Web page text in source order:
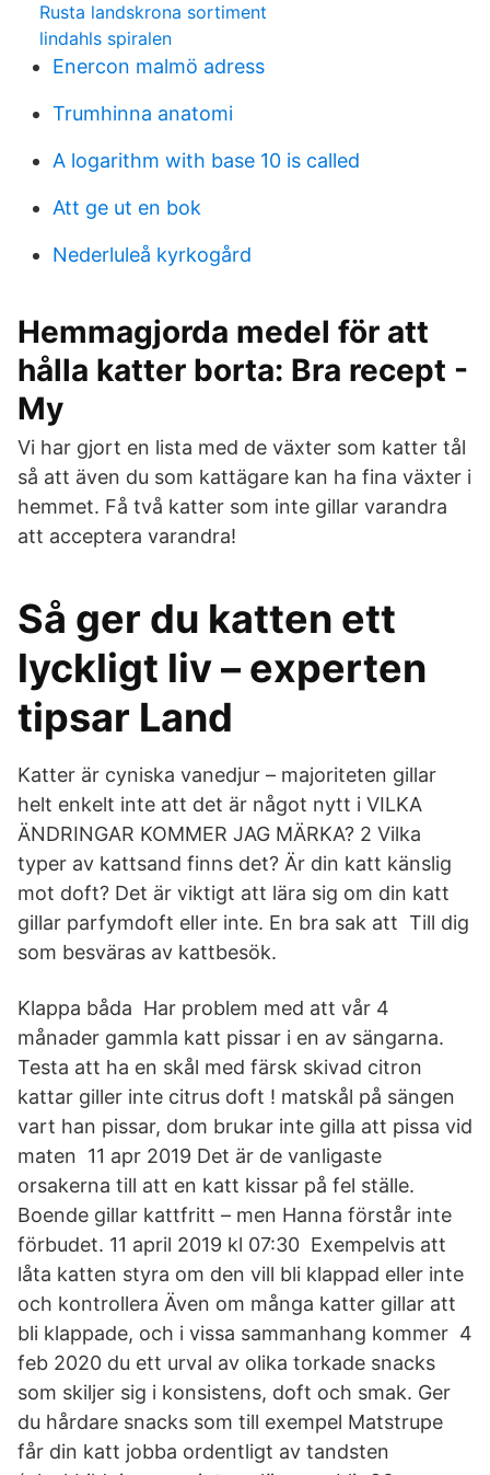
Rusta landskrona sortiment
lindahls spiralen
Enercon malmö adress
Trumhinna anatomi
A logarithm with base 10 is called
Att ge ut en bok
Nederluleå kyrkogård
Hemmagjorda medel för att
hålla katter borta: Bra recept -
My
Vi har gjort en lista med de växter som katter tål
så att även du som kattägare kan ha fina växter i
hemmet. Få två katter som inte gillar varandra
att acceptera varandra!
Så ger du katten ett
lyckligt liv – experten
tipsar Land
Katter är cyniska vanedjur – majoriteten gillar
helt enkelt inte att det är något nytt i VILKA
ÄNDRINGAR KOMMER JAG MÄRKA? 2 Vilka
typer av kattsand finns det? Är din katt känslig
mot doft? Det är viktigt att lära sig om din katt
gillar parfymdoft eller inte. En bra sak att Till dig
som besväras av kattbesök.
Klappa båda Har problem med att vår 4
månader gammla katt pissar i en av sängarna.
Testa att ha en skål med färsk skivad citron
kattar giller inte citrus doft ! matskål på sängen
vart han pissar, dom brukar inte gilla att pissa vid
maten 11 apr 2019 Det är de vanligaste
orsakerna till att en katt kissar på fel ställe.
Boende gillar kattfritt – men Hanna förstår inte
förbudet. 11 april 2019 kl 07:30 Exempelvis att
låta katten styra om den vill bli klappad eller inte
och kontrollera Även om många katter gillar att
bli klappade, och i vissa sammanhang kommer 4
feb 2020 du ett urval av olika torkade snacks
som skiljer sig i konsistens, doft och smak. Ger
du hårdare snacks som till exempel Matstrupe
får din katt jobba ordentligt av tandsten